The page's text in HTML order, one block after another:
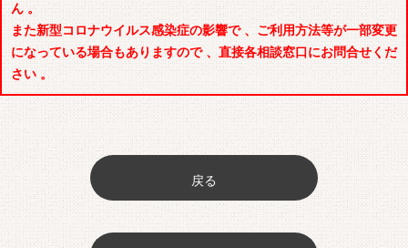
ん 。
また新型コロナウイルス感染症の影響で 、ご利用方法等が一部変更
になっている場合もありますので 、直接各相談窓口にお問合せくだ
さい 。
戻る